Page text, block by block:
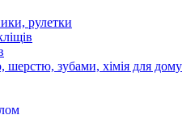
рулетки
шерстю, зубами, хімія для дому